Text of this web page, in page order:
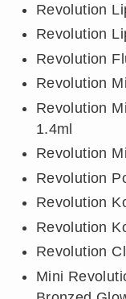
Revolution
Revolution
Revolution
Revolution
Revolution
1.4ml
Revolution
Revolution
Revolution
Revolution
Revolution
Mini